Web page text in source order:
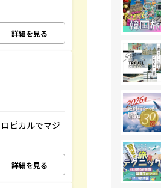
詳細を見る
ピカルでマジ
詳細を見る